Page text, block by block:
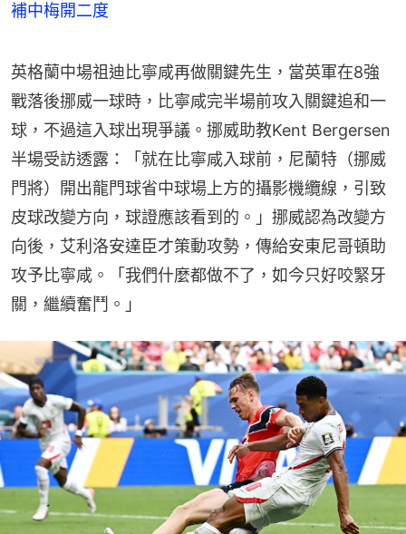
補中梅開二度
英格蘭中場祖迪比寧咸再做關鍵先生，當英軍在8強
戰落後挪威一球時，比寧咸完半場前攻入關鍵追和一
球，不過這入球出現爭議。挪威助教Kent Bergersen
半場受訪透露：「就在比寧咸入球前，尼蘭特（挪威
門將）開出龍門球省中球場上方的攝影機纜線，引致
皮球改變方向，球證應該看到的。」挪威認為改變方
向後，艾利洛安達臣才策動攻勢，傳給安東尼哥頓助
攻予比寧咸。「我們什麼都做不了，如今只好咬緊牙
關，繼續奮鬥。」